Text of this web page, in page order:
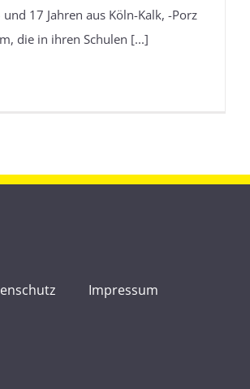
17 Jahren aus Köln-Kalk, -Porz
die in ihren Schulen [...]
Impressum